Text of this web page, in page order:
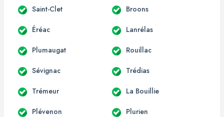
Saint-Clet Broons
Éréac Lanrélas
Plumaugat Rouillac
Sévignac Trédias
Trémeur La Bouillie
Plévenon Plurien